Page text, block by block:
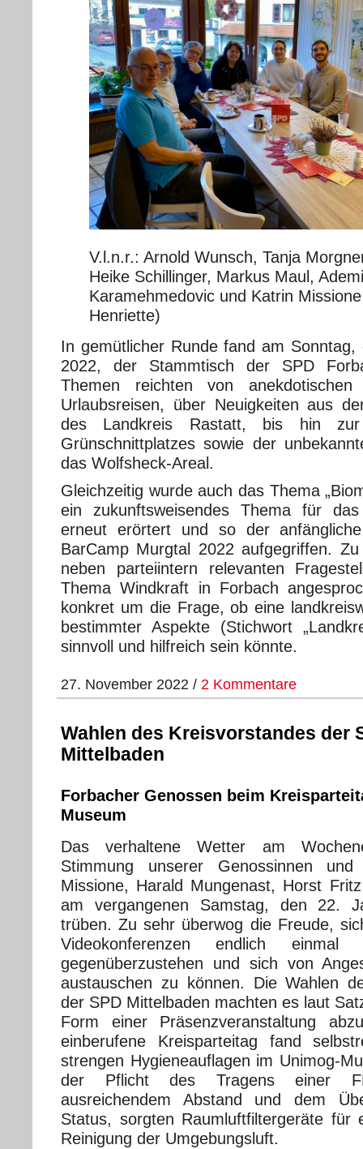
V.l.n.r.: Arnold Wunsch, Tanja
Heike Schillinger, Markus Maul,
Karamehmedovic und Katrin
Henriette)
In gemütlicher Runde fand am Sonntag,
2022, der Stammtisch der SPD
Themen reichten von anekdotischen
Urlaubsreisen, über Neuigkeiten aus
des Landkreis Rastatt, bis hin zur
Grünschnittplatzes sowie der
das Wolfsheck-Areal.
Gleichzeitig wurde auch das Thema
ein zukunftsweisendes Thema für
erneut erörtert und so der
BarCamp Murgtal 2022 aufgegriffen.
neben parteiintern relevanten
Thema Windkraft in Forbach
konkret um die Frage, ob eine
bestimmter Aspekte (Stichwort
sinnvoll und hilfreich sein könnte.
27. November 2022 / 2 Kommentare
Wahlen des Kreisvorstandes der
Mittelbaden
Forbacher Genossen beim
Museum
Das verhaltene Wetter am
Stimmung unserer Genossinnen
Missione, Harald Mungenast, Horst
am vergangenen Samstag, den 22.
trüben. Zu sehr überwog die Freude,
Videokonferenzen endlich einmal
gegenüberzustehen und sich von
austauschen zu können. Die Wahlen
der SPD Mittelbaden machten es laut
Form einer Präsenzveranstaltung
einberufene Kreisparteitag fand
strengen Hygieneauflagen im Unimog-
der Pflicht des Tragens einer
ausreichendem Abstand und dem
Status, sorgten Raumluftfiltergeräte für
Reinigung der Umgebungsluft.